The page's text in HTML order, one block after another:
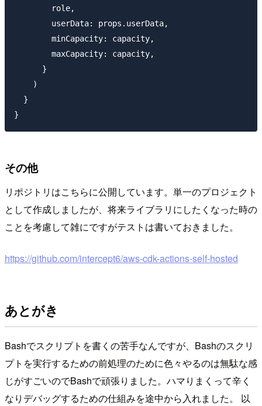
        role,
        userData: props.userData,
        minCapacity: capacity,
        maxCapacity: capacity,
      }
    )
  }
その他
リポジトリはこちらに公開しています。単一のプロジェクト
として作成しましたが、将来ライブラリにしたくなった時の
ことを考慮して雑にですがテストは書いておきました。
https://github.com/intercept6/aws-cdk-actions-self-hosted
あとがき
Bashでスクリプトを書くの苦手なんですが、Bashのスクリ
プトを実行するための前処理のために色々やるのは無駄な感
じがすごいのでBashで頑張りました。ハマりまくって辛く
なりデバッグするための仕組みを途中から入れました。 以